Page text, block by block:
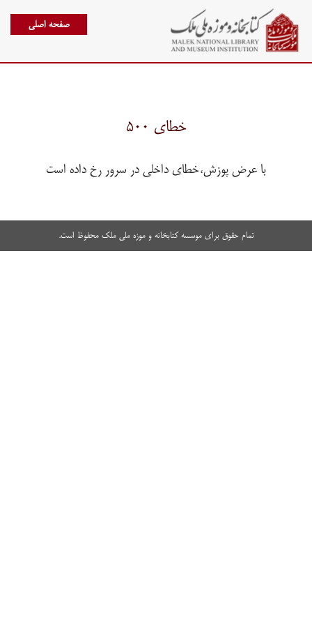
صفحه اصلی
خطای ۵۰۰
با عرض پوزش،خطای داخلی در سرور رخ داده است
تمام حقوق برای موسسه کتابخانه و موزه ملی ملک محفوظ است.